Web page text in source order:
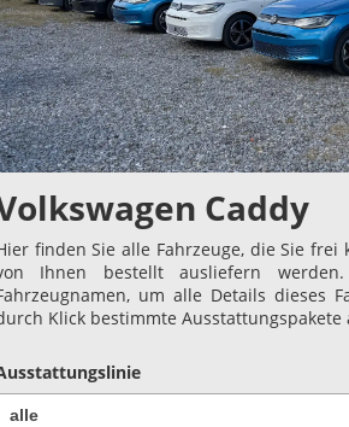
Caddy
finden Sie alle Fahrzeuge, die Sie
Ihnen bestellt ausliefern
um alle Details dieses
Klick bestimmte Ausstattungspakete